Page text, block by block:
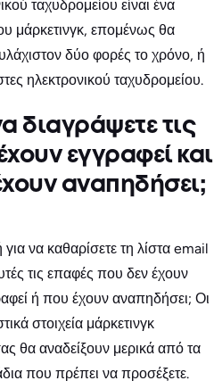
ταχυδρομείου είναι ένα
μάρκετινγκ, επομένως θα
δύο φορές το χρόνο, ή
ηλεκτρονικού ταχυδρομείου.
διαγράψετε τις
εγγραφεί και
αναπηδήσει;
να καθαρίσετε τη λίστα email
τις επαφές που δεν έχουν
ή που έχουν αναπηδήσει; Οι
στοιχεία μάρκετινγκ
θα αναδείξουν μερικά από τα
που πρέπει να προσέξετε.